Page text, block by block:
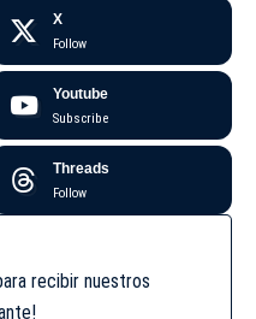
X
Follow
Youtube
Subscribe
Threads
Follow
recibir nuestros